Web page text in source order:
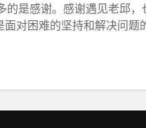
是感谢。感谢遇见老邱，
对困难的坚持和解决问题